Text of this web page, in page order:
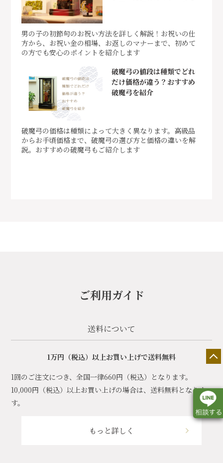
男の子の初節句のお祝い方法を詳しく解説！お祝いの仕
方から、お祝い金の相場、お返しのマナーまで、初めて
の方でも安心のポイントを紹介します
破魔弓の値段は種類でどれ
だけ価格が違う？おすすめ
破魔弓を紹介
破魔弓の価格は種類によって大きく異なります。高級品
からお手頃価格まで、破魔弓の選び方と価格の違いを解
説。おすすめの破魔弓もご紹介します
ご利用ガイド
送料について
1万円（税込）以上お買い上げで送料無料
1回のご注文につき、全国一律660円（税込）となります。
10,000円（税込）以上お買い上げの場合は、送料無料となりま
す。
もっと詳しく